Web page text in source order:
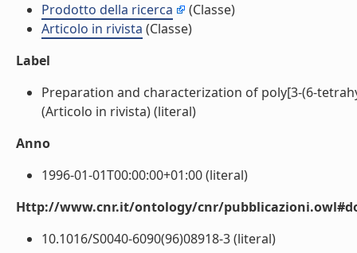
Prodotto della ricerca
(Classe)
Articolo in rivista (Classe)
Label
Preparation and characterization of poly[3-(6-
(Articolo in rivista) (literal)
Anno
1996-01-01T00:00:00+01:00 (literal)
Http://www.cnr.it/ontology/cnr/
10.1016/S0040-6090(96)08918-3 (literal)